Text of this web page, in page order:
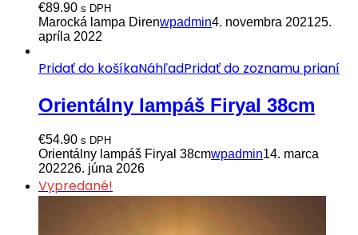
€89.90 s DPH
Marocká lampa Direnwpadmin4. novembra 202125.
apríla 2022
Pridať do košíkaNáhľadPridať do zoznamu prianí
Orientálny lampáš Firyal 38cm
€54.90 s DPH
Orientálny lampáš Firyal 38cmwpadmin14. marca
202226. júna 2026
Vypredané!